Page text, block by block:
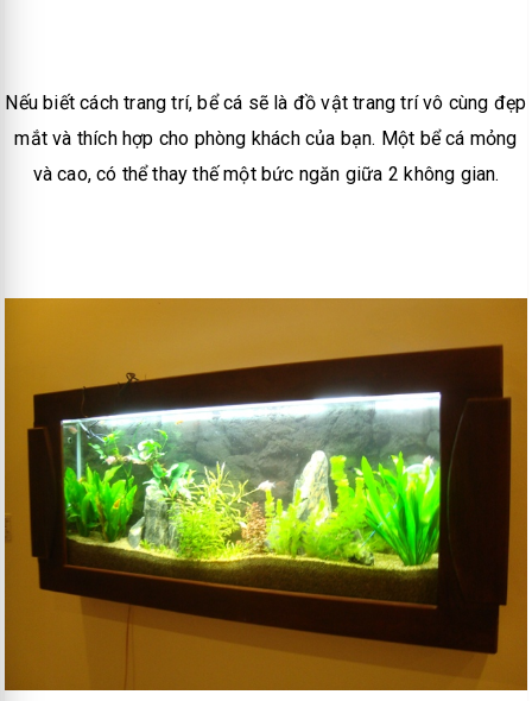
Nếu biết cách trang trí, bể cá sẽ là đồ vật trang trí vô cùng đẹp
mắt và thích hợp cho phòng khách của bạn. Một bể cá mỏng
và cao, có thể thay thế một bức ngăn giữa 2 không gian.